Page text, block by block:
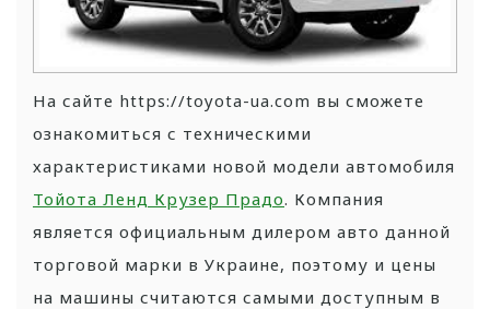
На сайте https://toyota-ua.com вы сможете
ознакомиться с техническими
характеристиками новой модели автомобиля
Тойота Ленд Крузер Прадо. Компания
является официальным дилером авто данной
торговой марки в Украине, поэтому и цены
на машины считаются самыми доступным в